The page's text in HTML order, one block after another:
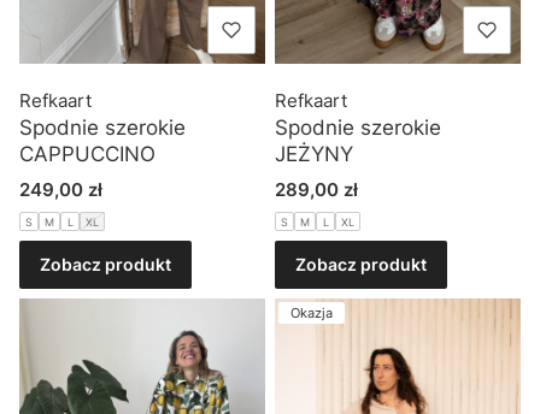
Spodnie szerokie
CAPPUCCINO
Refkaart
Cena
249,00 zł
S M L XL
Zobacz produkt
Spodnie szerokie
JEŻYNY
Refkaart
Cena
289,00 zł
S M L XL
Zobacz produkt
Okazja